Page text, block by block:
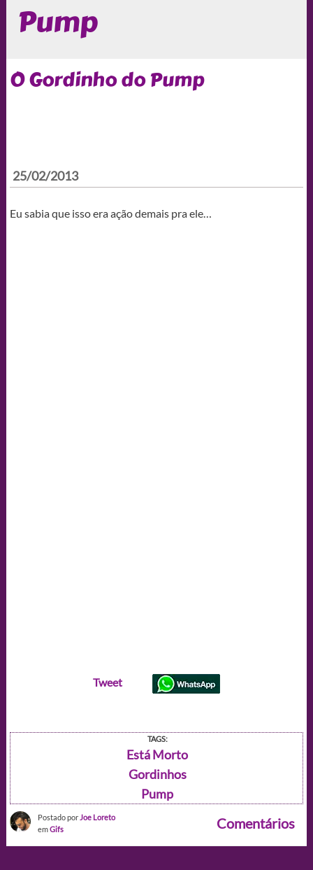
Pump
O Gordinho do Pump
25/02/2013
Eu sabia que isso era ação demais pra ele…
Tweet
TAGS:
Está Morto
Gordinhos
Pump
Postado por Joe Loreto
emGifs Comentários